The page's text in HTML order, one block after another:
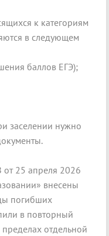
к категориям
в следующем
баллов ЕГЭ);
заселении нужно
25 апреля 2026
внесены
погибших
в повторный
отдельной